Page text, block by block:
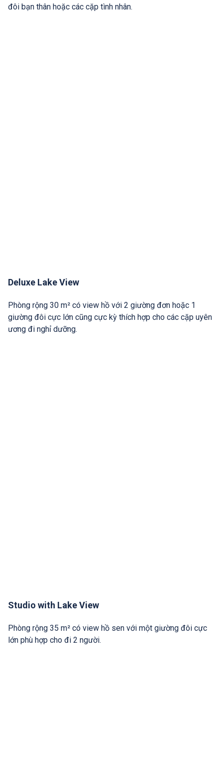
đôi bạn thân hoặc các cặp tình nhân.
Deluxe Lake View
Phòng rộng 30 m² có view hồ với 2 giường đơn hoặc 1
giường đôi cực lớn cũng cực kỳ thích hợp cho các cặp uyên
ương đi nghỉ dưỡng.
Studio with Lake View
Phòng rộng 35 m² có view hồ sen với một giường đôi cực
lớn phù hợp cho đi 2 người.